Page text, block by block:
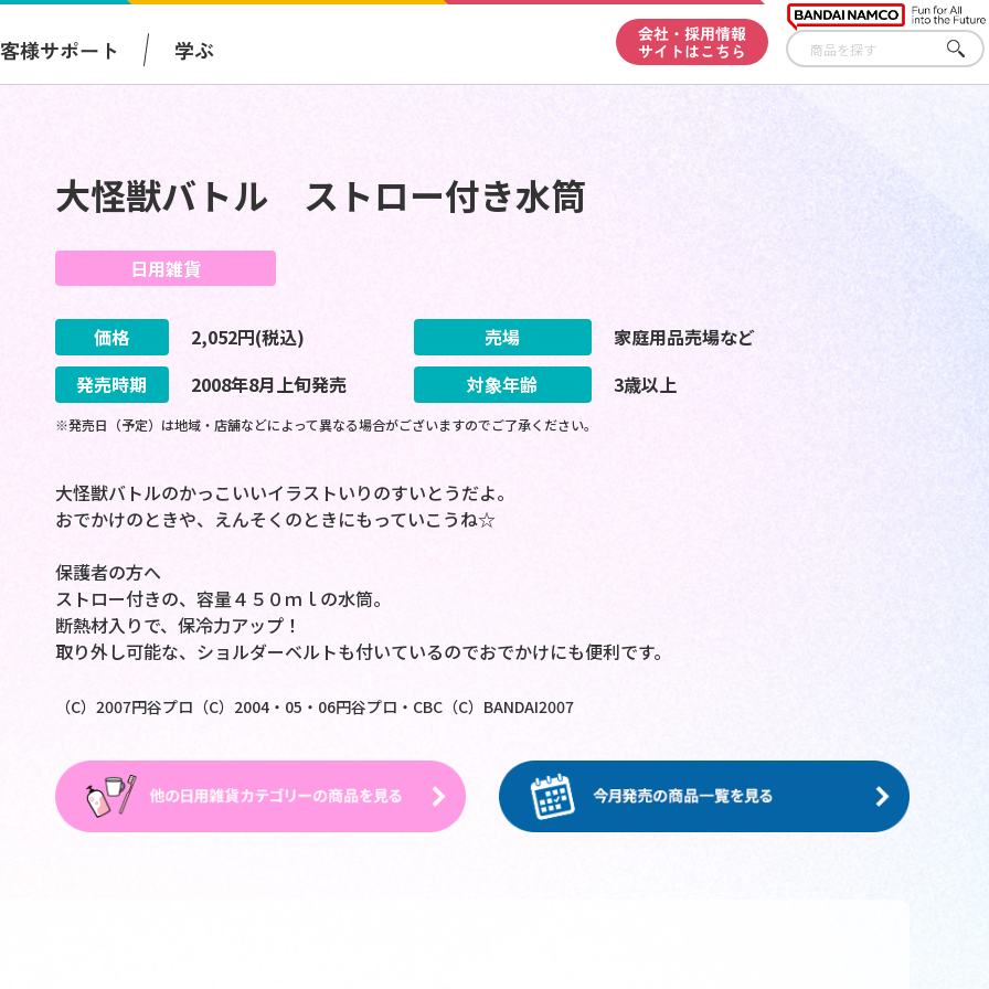
様サポート 学ぶ
会社・採用情報
サイトはこちら
さが
す
大怪獣バトル ストロー付き水筒
日用雑貨
価格 2,052円(税込) 売場
家庭用品売場など
発売時期
2008年8月上旬発売 対象年齢 3歳以上
※発売日（予定）は地域・店舗などによって異なる場合がございますのでご了承ください。
大怪獣バトルのかっこいいイラストいりのすいとうだよ。
おでかけのときや、えんそくのときにもっていこうね☆
保護者の方へ
ストロー付きの、容量４５０ｍｌの水筒。
断熱材入りで、保冷力アップ！
取り外し可能な、ショルダーベルトも付いているのでおでかけにも便利です。
（C）2007円谷プロ（C）2004・05・06円谷プロ・CBC（C）BANDAI2007